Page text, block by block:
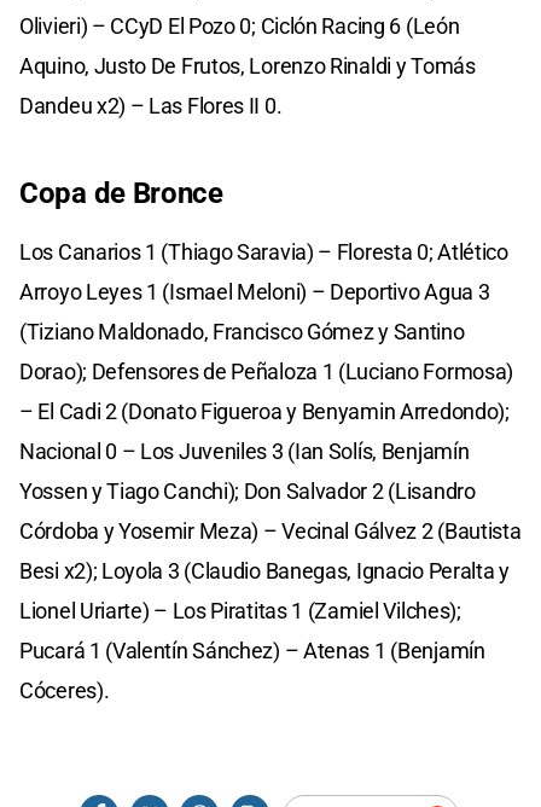
Olivieri) – CCyD El Pozo 0; Ciclón Racing 6 (León
Aquino, Justo De Frutos, Lorenzo Rinaldi y Tomás
Dandeu x2) – Las Flores II 0.
Copa de Bronce
Los Canarios 1 (Thiago Saravia) – Floresta 0; Atlético
Arroyo Leyes 1 (Ismael Meloni) – Deportivo Agua 3
(Tiziano Maldonado, Francisco Gómez y Santino
Dorao); Defensores de Peñaloza 1 (Luciano Formosa)
– El Cadi 2 (Donato Figueroa y Benyamin Arredondo);
Nacional 0 – Los Juveniles 3 (Ian Solís, Benjamín
Yossen y Tiago Canchi); Don Salvador 2 (Lisandro
Córdoba y Yosemir Meza) – Vecinal Gálvez 2 (Bautista
Besi x2); Loyola 3 (Claudio Banegas, Ignacio Peralta y
Lionel Uriarte) – Los Piratitas 1 (Zamiel Vilches);
Pucará 1 (Valentín Sánchez) – Atenas 1 (Benjamín
Cóceres).